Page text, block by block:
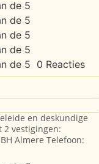
0 Reacties
en deskundige
2 vestigingen:
Almere Telefoon: